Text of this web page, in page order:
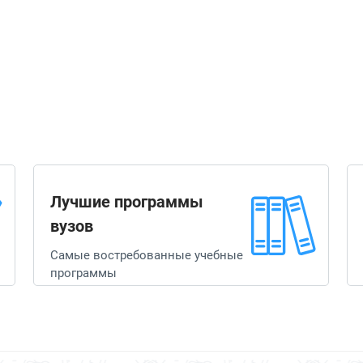
Лучшие программы
вузов
Самые востребованные учебные
программы